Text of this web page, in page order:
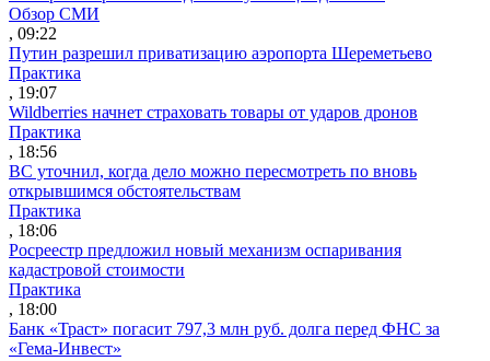
Обзор СМИ
, 09:22
Путин разрешил приватизацию аэропорта Шереметьево
Практика
, 19:07
Wildberries начнет страховать товары от ударов дронов
Практика
, 18:56
ВС уточнил, когда дело можно пересмотреть по вновь
открывшимся обстоятельствам
Практика
, 18:06
Росреестр предложил новый механизм оспаривания
кадастровой стоимости
Практика
, 18:00
Банк «Траст» погасит 797,3 млн руб. долга перед ФНС за
«Гема-Инвест»